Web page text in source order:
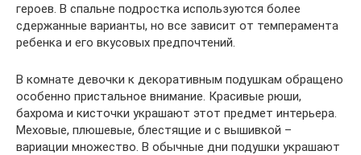
героев. В спальне подростка используются более
сдержанные варианты, но все зависит от темперамента
ребенка и его вкусовых предпочтений.
В комнате девочки к декоративным подушкам обращено
особенно пристальное внимание. Красивые рюши,
бахрома и кисточки украшают этот предмет интерьера.
Меховые, плюшевые, блестящие и с вышивкой –
вариации множество. В обычные дни подушки украшают